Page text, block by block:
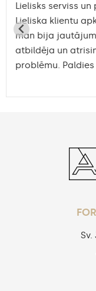
Lielisks serviss un
Lieliska klientu
man bija
atbildēja un
problēmu. Paldies